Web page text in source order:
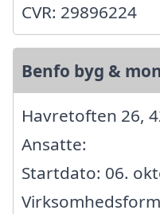
CVR: 29896224
Benfo byg &
Havretoften 26,
Ansatte:
Startdato: 06.